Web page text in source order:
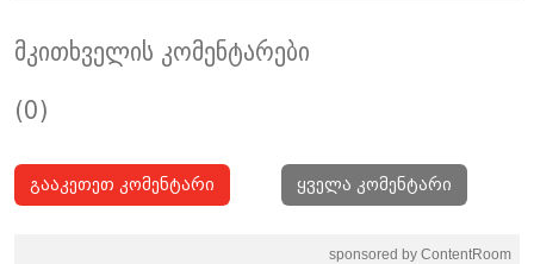
მკითხველის კომენტარები
(0)
გააკეთეთ კომენტარი ყველა კომენტარი
sponsored by ContentRoom